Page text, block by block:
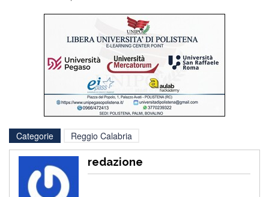
Categorie Reggio Calabria
redazione